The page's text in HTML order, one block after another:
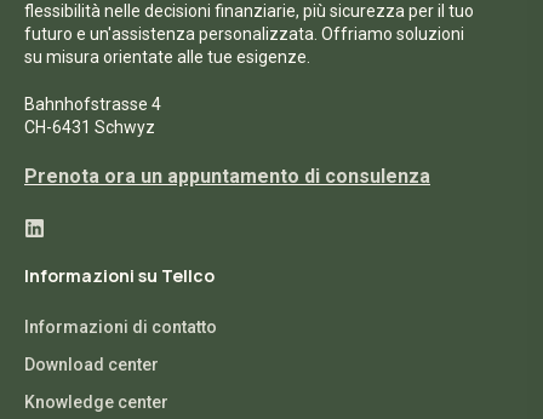
flessibilità nelle decisioni finanziarie, più sicurezza per il tuo
futuro e un'assistenza personalizzata. Offriamo soluzioni
su misura orientate alle tue esigenze.
Bahnhofstrasse 4
CH-6431 Schwyz
Prenota ora un appuntamento di consulenza
Informazioni su Tellco
Informazioni di contatto
Download center
Knowledge center